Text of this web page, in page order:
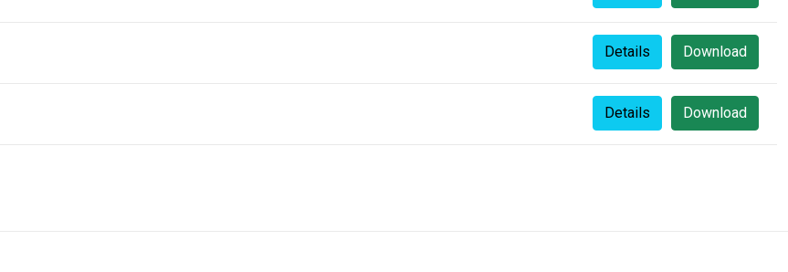
Download
Details
Download
Details